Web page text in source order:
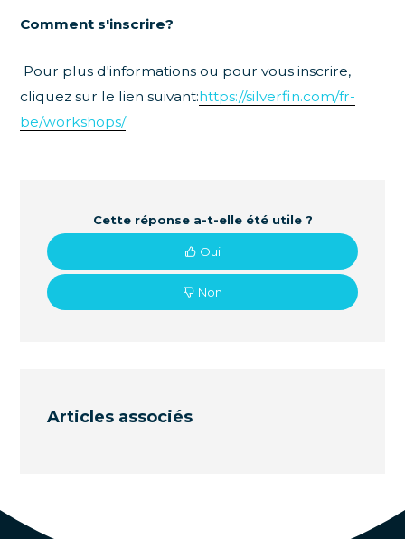
Comment s'inscrire?
Pour plus d'informations ou pour vous inscrire,
cliquez sur le lien suivant:https://silverfin.com/fr-
be/workshops/
Cette réponse a-t-elle été utile ?
Oui
Non
Articles associés